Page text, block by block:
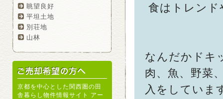
食はトレン
なんだかドキ
肉、魚、野菜
入をしていま
眺望良好
平坦土地
別荘地
山林
京都を中心とした関西圏の田
舎暮らし物件情報サイト アー